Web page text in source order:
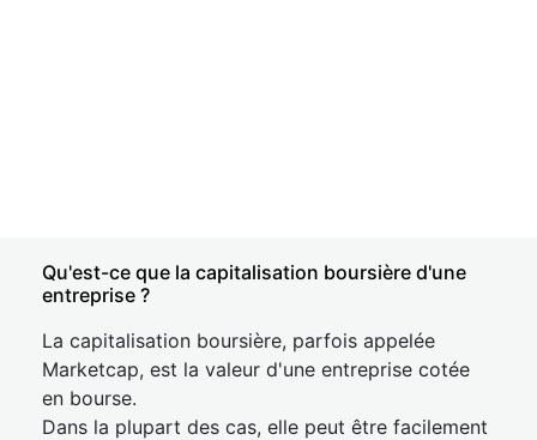
Qu'est-ce que la capitalisation boursière d'une
entreprise ?
La capitalisation boursière, parfois appelée
Marketcap, est la valeur d'une entreprise cotée
en bourse.
Dans la plupart des cas, elle peut être facilement